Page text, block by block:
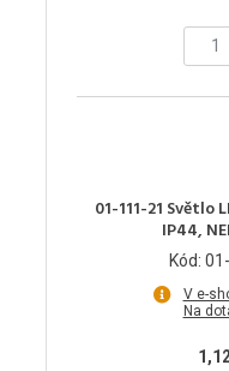
01-111-21 Světlo
IP44,
Kód:
V e-
Na